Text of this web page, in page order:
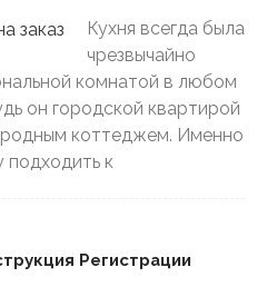
Кухня всегда была
чрезвычайно
комнатой в любом
он городской квартирой
коттеджем. Именно
подходить к
Регистрации